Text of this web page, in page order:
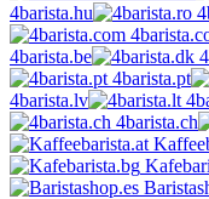
4barista.hu
4barista.be
4barista.pt
4barista.lv
4barista.ch